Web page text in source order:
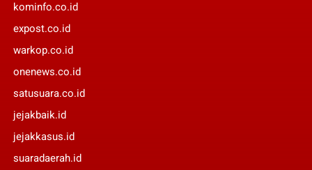
kominfo.co.id
expost.co.id
warkop.co.id
onenews.co.id
satusuara.co.id
jejakbaik.id
jejakkasus.id
suaradaerah.id